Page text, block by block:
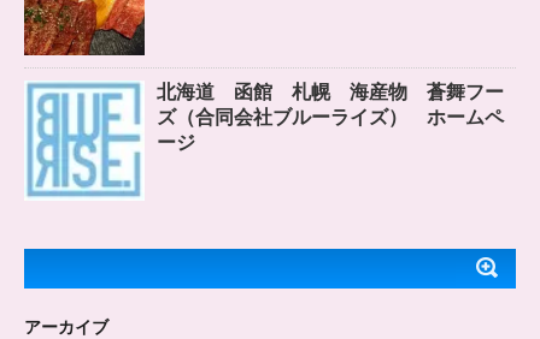
北海道 函館 札幌 海産物 蒼舞フー
ズ（合同会社ブルーライズ） ホームペ
ージ
アーカイブ